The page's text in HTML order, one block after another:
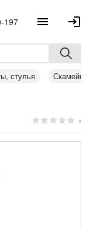
197
стулья Скамейки
0